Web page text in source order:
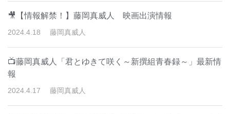
🎥【情報解禁！】藤岡真威人 映画出演情報
2024 4 18 藤岡真威人
📺藤岡真威人「君とゆきて咲く～新撰組青春録～」最新情
報
2024 4 17 藤岡真威人